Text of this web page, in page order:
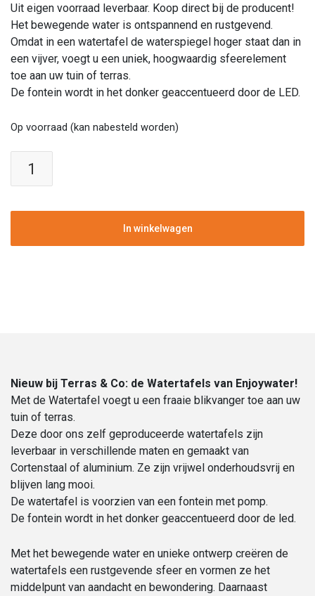
Uit eigen voorraad leverbaar. Koop direct bij de producent!
Het bewegende water is ontspannend en rustgevend.
Omdat in een watertafel de waterspiegel hoger staat dan in
een vijver, voegt u een uniek, hoogwaardig sfeerelement
toe aan uw tuin of terras.
De fontein wordt in het donker geaccentueerd door de LED.
Op voorraad (kan nabesteld worden)
|
|
aantal
In winkelwagen
Nieuw bij Terras & Co: de Watertafels van Enjoywater!
Met de Watertafel voegt u een fraaie blikvanger toe aan uw
tuin of terras.
Deze door ons zelf geproduceerde watertafels zijn
leverbaar in verschillende maten en gemaakt van
Cortenstaal of aluminium. Ze zijn vrijwel onderhoudsvrij en
blijven lang mooi.
De watertafel is voorzien van een fontein met pomp.
De fontein wordt in het donker geaccentueerd door de led.
Met het bewegende water en unieke ontwerp creëren de
watertafels een rustgevende sfeer en vormen ze het
middelpunt van aandacht en bewondering. Daarnaast